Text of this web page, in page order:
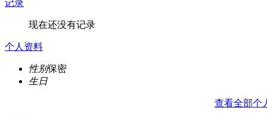
记录
现在还没有记录
个人资料
性别保密
生日
查看全部个